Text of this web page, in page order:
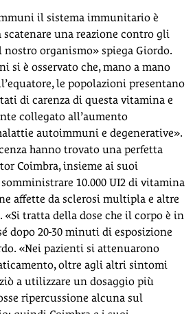
il sistema immunitario è
una reazione contro gli
organismo» spiega Giordo.
si è osservato che, mano a mano
le popolazioni presentano
di carenza di questa vitamina e
collegato all’aumento
autoimmuni e degenerative».
hanno trovato una perfetta
Coimbra, insieme ai suoi
10.000 UI2 di vitamina
affette da sclerosi multipla e altre
tratta della dose che il corpo è in
dopo 20-30 minuti di esposizione
«Nei pazienti si attenuarono
oltre agli altri sintomi
a utilizzare un dosaggio più
ripercussione alcuna sul